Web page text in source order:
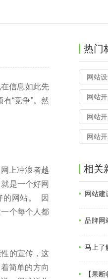
信息如此先
“竞争”。然
上冲浪者越
是一个好网
的网站。 因
个每个人都
的宣传，这
简单的方向
热门
网站
网站
网站
网站
相关
网站建
品牌网
马上了
【果